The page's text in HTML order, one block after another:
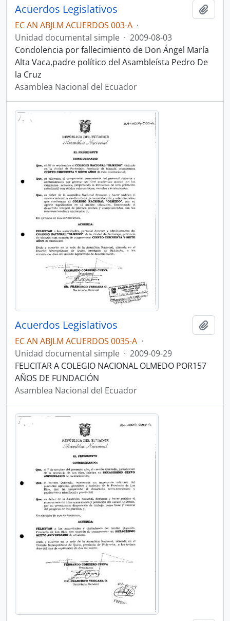
Acuerdos Legislativos
EC AN ABJLM ACUERDOS 003-A ·
Unidad documental simple · 2009-08-03
Condolencia por fallecimiento de Don Ángel María
Alta Vaca,padre político del Asambleísta Pedro De
la Cruz
Asamblea Nacional del Ecuador
Acuerdos Legislativos
EC AN ABJLM ACUERDOS 0035-A ·
Unidad documental simple · 2009-09-29
FELICITAR A COLEGIO NACIONAL OLMEDO POR157
AÑOS DE FUNDACIÓN
Asamblea Nacional del Ecuador